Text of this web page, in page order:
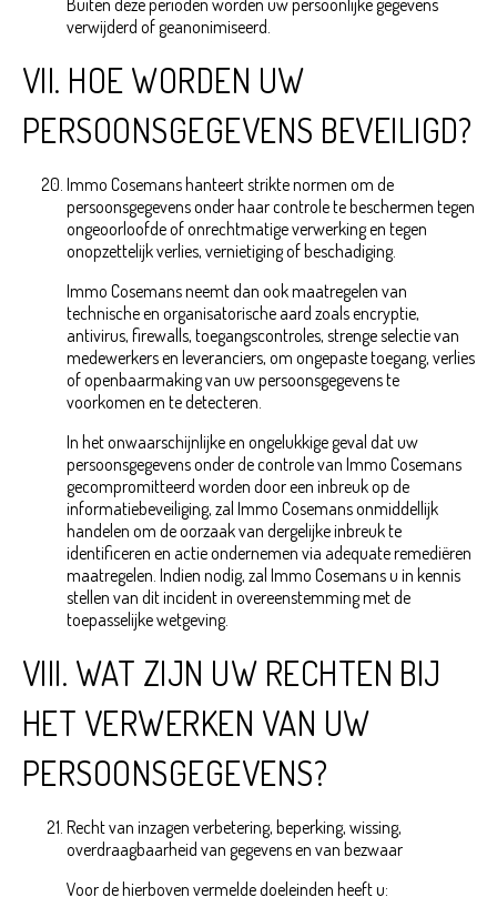
Buiten deze perioden worden uw persoonlijke gegevens
verwijderd of geanonimiseerd.
VII. HOE WORDEN UW
PERSOONSGEGEVENS BEVEILIGD?
Immo Cosemans hanteert strikte normen om de
persoonsgegevens onder haar controle te beschermen tegen
ongeoorloofde of onrechtmatige verwerking en tegen
onopzettelijk verlies, vernietiging of beschadiging.
Immo Cosemans neemt dan ook maatregelen van
technische en organisatorische aard zoals encryptie,
antivirus, firewalls, toegangscontroles, strenge selectie van
medewerkers en leveranciers, om ongepaste toegang, verlies
of openbaarmaking van uw persoonsgegevens te
voorkomen en te detecteren.
In het onwaarschijnlijke en ongelukkige geval dat uw
persoonsgegevens onder de controle van Immo Cosemans
gecompromitteerd worden door een inbreuk op de
informatiebeveiliging, zal Immo Cosemans onmiddellijk
handelen om de oorzaak van dergelijke inbreuk te
identificeren en actie ondernemen via adequate remediëren
maatregelen. Indien nodig, zal Immo Cosemans u in kennis
stellen van dit incident in overeenstemming met de
toepasselijke wetgeving.
VIII. WAT ZIJN UW RECHTEN BIJ
HET VERWERKEN VAN UW
PERSOONSGEGEVENS?
Recht van inzagen verbetering, beperking, wissing,
overdraagbaarheid van gegevens en van bezwaar
Voor de hierboven vermelde doeleinden heeft u: